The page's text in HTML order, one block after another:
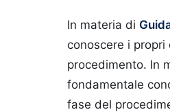
In materia di
conoscere i
procedimento. In
fondamentale
fase del